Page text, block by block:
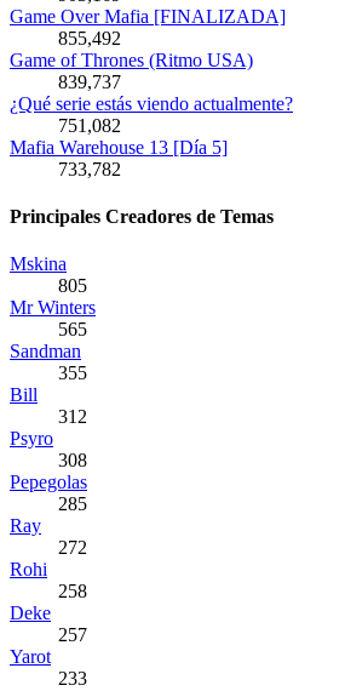
Game Over Mafia [FINALIZADA]
855,492
Game of Thrones (Ritmo USA)
839,737
¿Qué serie estás viendo actualmente?
751,082
Mafia Warehouse 13 [Día 5]
733,782
Principales Creadores de Temas
Mskina
805
Mr Winters
565
Sandman
355
Bill
312
Psyro
308
Pepegolas
285
Ray
272
Rohi
258
Deke
257
Yarot
233